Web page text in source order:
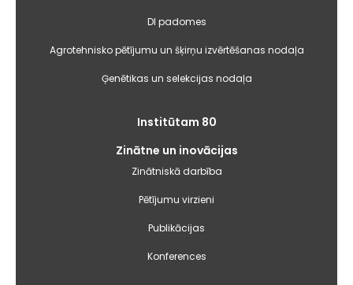
DI padomes
Agrotehnisko pētījumu un šķirņu izvērtēšanas nodaļa
Ģenētikas un selekcijas nodaļa
Institūtam 80
Zinātne un inovācijas
Zinātniskā darbība
Pētījumu virzieni
Publikācijas
Konferences